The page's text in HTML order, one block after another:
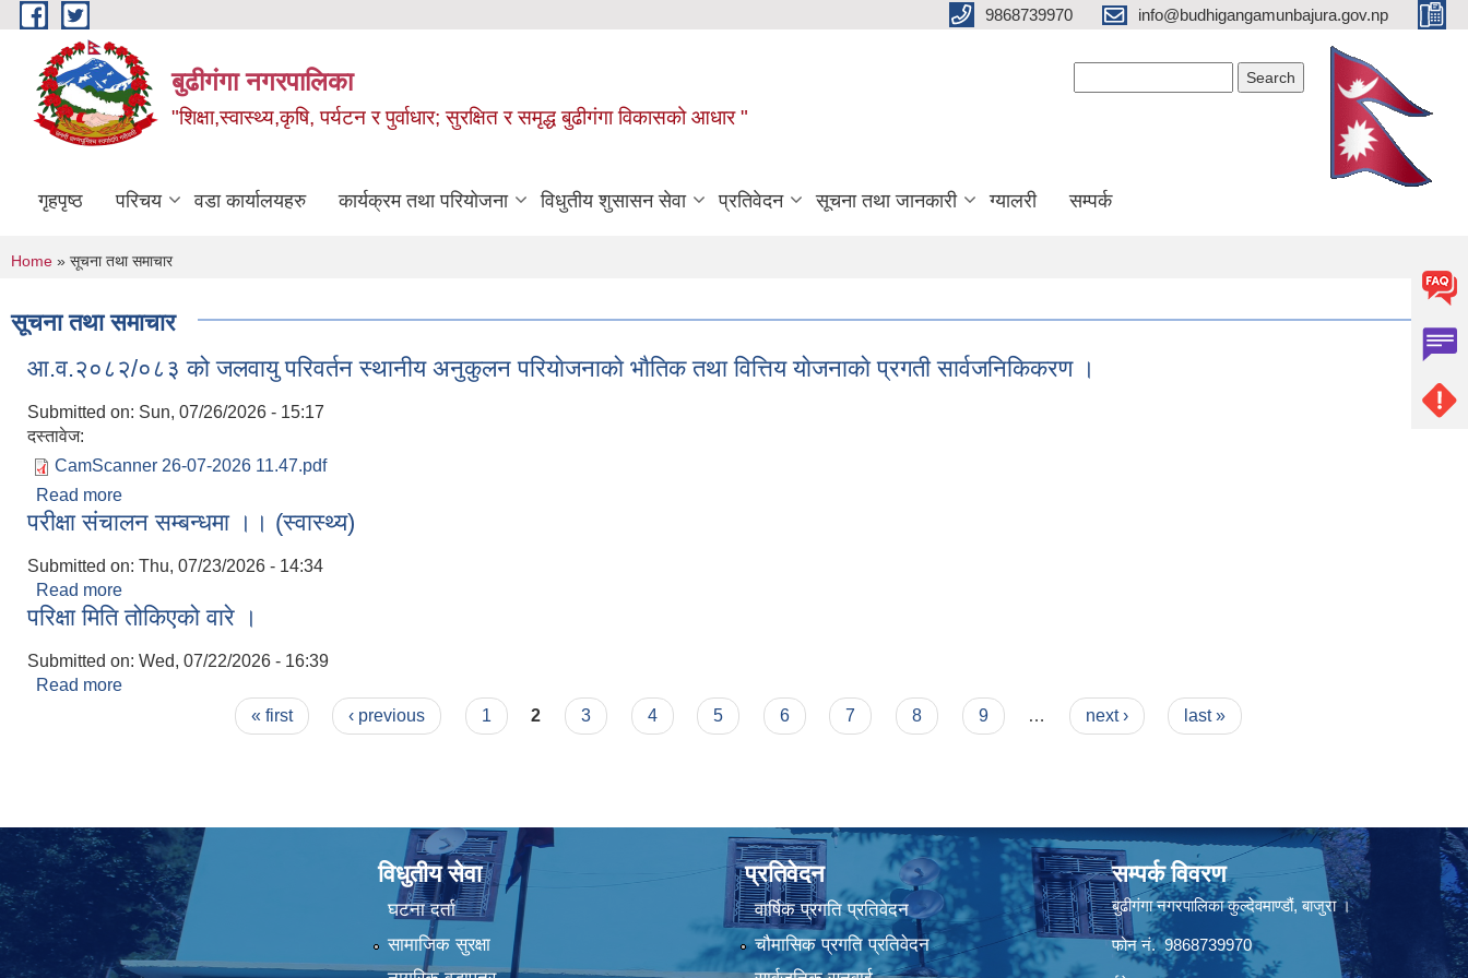
Skip to main content 9868739970 info@budhigangamunbajura.gov.np
बुढीगंगा नगरपालिका
"शिक्षा,स्वास्थ्य,कृषि, पर्यटन र पुर्वाधार; सुरक्षित र समृद्ध बुढीगंगा विकासको आधार "
गृहपृष्ठ परिचय वडा कार्यालयहरु कार्यक्रम तथा परियोजना विधुतीय शुसासन सेवा प्रतिवेदन सूचना तथा जानकारी ग्यालरी सम्पर्क
You are here
Home » सूचना तथा समाचार
सूचना तथा समाचार
आ.व.२०८२/०८३ को जलवायु परिवर्तन स्थानीय अनुकुलन परियाेजनाकाे भाैतिक तथा वित्तिय याेजनाकाे प्रगती सार्वजनिकिकरण ।
Submitted on: Sun, 07/26/2026 - 15:17
दस्तावेज:
CamScanner 26-07-2026 11.47.pdf
Read more
परीक्षा संचालन सम्बन्धमा ।। (स्वास्थ्य)
Submitted on: Thu, 07/23/2026 - 14:34
Read more
परिक्षा मिति तोकिएको वारे ।
Submitted on: Wed, 07/22/2026 - 16:39
Read more
« first ‹ previous 1 2 3 4 5 6 7 8 9 … next › last »
विधुतीय सेवा
घटना दर्ता
सामाजिक सुरक्षा
प्रतिवेदन
वार्षिक प्रगति प्रतिवेदन
चौमासिक प्रगति प्रतिवेदन
सम्पर्क विवरण
बुढीगंगा नगरपालिका कुल्देवमाण्डौं, बाजुरा ।
फोन नं. 9868739970